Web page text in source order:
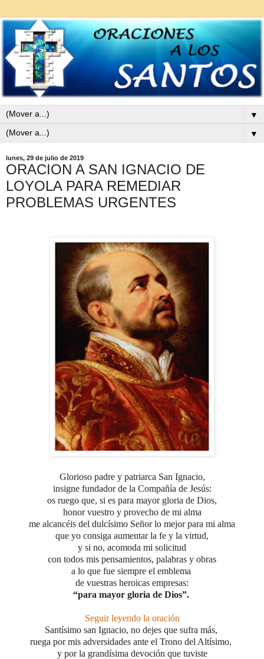
▼
▼
lunes, 29 de julio de 2019
ORACION A SAN IGNACIO DE
LOYOLA PARA REMEDIAR
PROBLEMAS URGENTES
Glorioso padre y patriarca San Ignacio,
insigne fundador de la Compañía de Jesús:
os ruego que, si es para mayor gloria de Dios,
honor vuestro y provecho de mi alma
me alcancéis del dulcísimo Señor lo mejor para mi alma
que yo consiga aumentar la fe y la virtud,
y si no, acomoda mi solicitud
con todos mis pensamientos, palabras y obras
a lo que fue siempre el emblema
de vuestras heroicas empresas:
“para mayor gloria de Dios”.
Seguir leyendo la oración
Santísimo san Ignacio, no dejes que sufra más,
ruega por mis adversidades ante el Trono del Altísimo,
y por la grandísima devoción que tuviste